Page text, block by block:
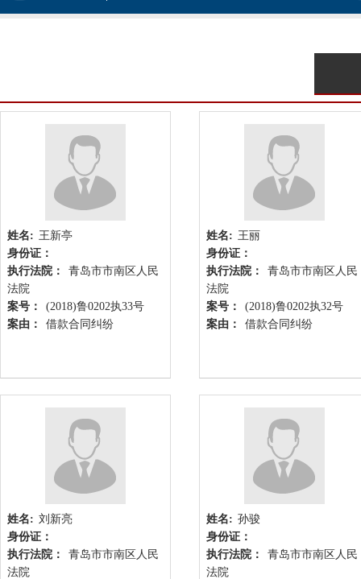
姓名: 王新亭
身份证：
执行法院：
青岛市市南区人民
法院
案号：
(2018)鲁0202执33号
案由：
借款合同纠纷
姓名: 王丽
身份证：
执行法院：
青岛市市南区人民
法院
案号：
(2018)鲁0202执32号
案由：
借款合同纠纷
姓名: 刘新亮
身份证：
执行法院：
青岛市市南区人民
法院
姓名: 孙骏
身份证：
执行法院：
青岛市市南区人民
法院